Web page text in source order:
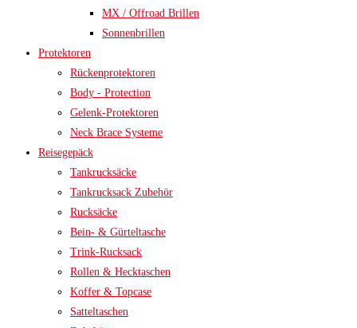
MX / Offroad Brillen
Sonnenbrillen
Protektoren
Rückenprotektoren
Body - Protection
Gelenk-Protektoren
Neck Brace Systeme
Reisegepäck
Tankrucksäcke
Tankrucksack Zubehör
Rucksäcke
Bein- & Gürteltasche
Trink-Rucksack
Rollen & Hecktaschen
Koffer & Topcase
Satteltaschen